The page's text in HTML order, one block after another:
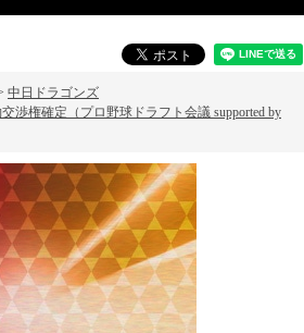
中日ドラゴンズ
渉権確定（プロ野球ドラフト会議 supported by